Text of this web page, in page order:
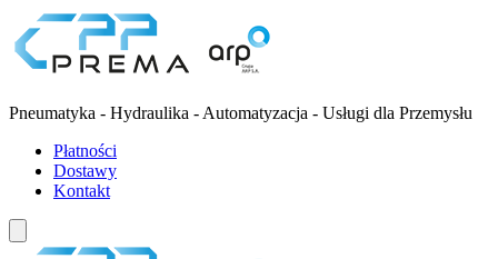
Pneumatyka - Hydraulika - Automatyzacja - Usługi dla Przemysłu
Płatności
Dostawy
Kontakt